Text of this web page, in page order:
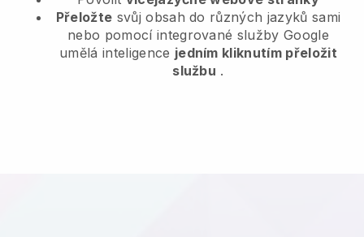
Přeložte svůj obsah do různých jazyků sami
nebo pomocí integrované služby Google
umělá inteligence jedním kliknutím přeložit
službu .